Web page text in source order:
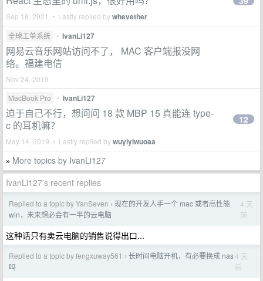
Sep 18, 2021 • Lastly replied bywhevether
全球工单系统 • IvanLi127
网易云音乐网站访问不了， MAC 客户端报没网
络。福建电信
Nov 24, 2019
MacBook Pro
• IvanLi127
迫于自己不行，想问问 18 款 MBP 15 真能连 type-
c 的耳机嘛？
May 14, 2019 • Lastly replied bywuyiyiwuoaa
12
» More topics by IvanLi127
IvanLi127's recent replies
Replied to a topic by YanSeven › 现在的开发人手一个 mac 或者高性能
win，未来想必会有一半的云电脑
4 天
前
这种话只有卖云电脑的销售说得出口...
Replied to a topic by fengxuway561 › 长时间电脑开机，有必要换成 nas
吗
4 天
前